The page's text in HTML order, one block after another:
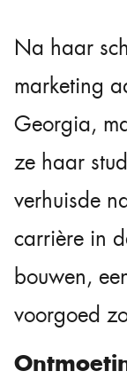
Na haar
marketing
Georgia,
ze haar
verhuisde
carrière in
bouwen,
voorgoed